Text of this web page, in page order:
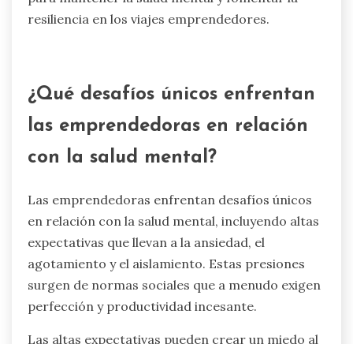
emprendedores experimentan desafíos de salud
decisiones y el bienestar general. Como
resultado, abordar el estrés financiero es crucial
para mantener la salud mental y fomentar la
resiliencia en los viajes emprendedores.